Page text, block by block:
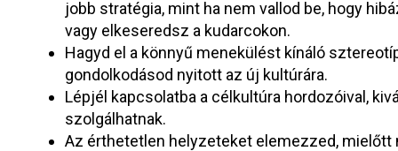
jobb stratégia, mint ha nem vallod be, hogy
vagy elkeseredsz a kudarcokon.
Hagyd el a könnyű menekülést kínáló
gondolkodásod nyitott az új kultúrára.
Lépjél kapcsolatba a célkultúra hordozóival,
szolgálhatnak.
Az érthetetlen helyzeteket elemezzed,